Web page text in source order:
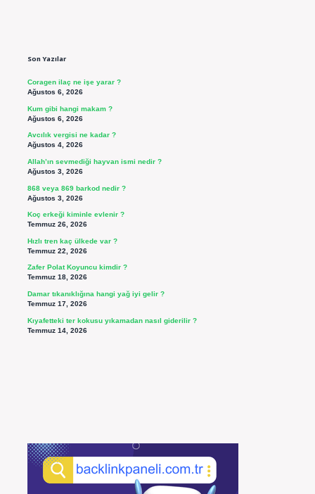
Son Yazılar
Coragen ilaç ne işe yarar ?
Ağustos 6, 2026
Kum gibi hangi makam ?
Ağustos 6, 2026
Avcılık vergisi ne kadar ?
Ağustos 4, 2026
Allah’ın sevmediği hayvan ismi nedir ?
Ağustos 3, 2026
868 veya 869 barkod nedir ?
Ağustos 3, 2026
Koç erkeği kiminle evlenir ?
Temmuz 26, 2026
Hızlı tren kaç ülkede var ?
Temmuz 22, 2026
Zafer Polat Koyuncu kimdir ?
Temmuz 18, 2026
Damar tıkanıklığına hangi yağ iyi gelir ?
Temmuz 17, 2026
Kıyafetteki ter kokusu yıkamadan nasıl giderilir ?
Temmuz 14, 2026